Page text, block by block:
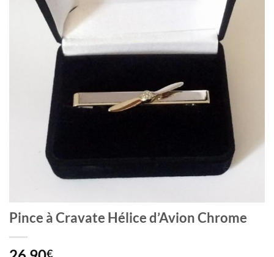
Pince à Cravate Hélice d’Avion Chrome
€